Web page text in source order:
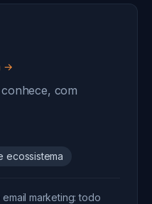
→
com
ecossistema
marketing: todo